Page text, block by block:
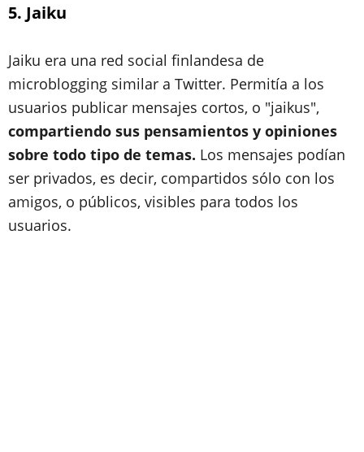
5. Jaiku
Jaiku era una red social finlandesa de
microblogging similar a Twitter. Permitía a los
usuarios publicar mensajes cortos, o "jaikus",
compartiendo sus pensamientos y opiniones
sobre todo tipo de temas. Los mensajes podían
ser privados, es decir, compartidos sólo con los
amigos, o públicos, visibles para todos los
usuarios.